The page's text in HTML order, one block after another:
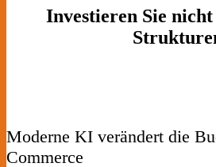
Investieren Sie
Moderne KI verändert die
Commerce